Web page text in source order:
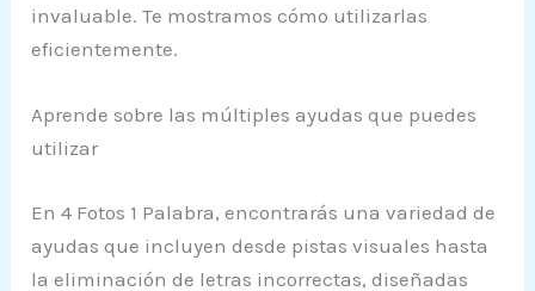
invaluable. Te mostramos cómo utilizarlas
eficientemente.
Aprende sobre las múltiples ayudas que puedes
utilizar
En 4 Fotos 1 Palabra, encontrarás una variedad de
ayudas que incluyen desde pistas visuales hasta
la eliminación de letras incorrectas, diseñadas